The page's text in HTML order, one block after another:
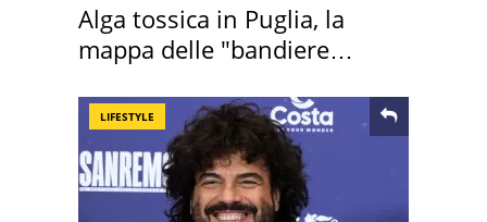
Alga tossica in Puglia, la
mappa delle "bandiere
LIFESTYLE